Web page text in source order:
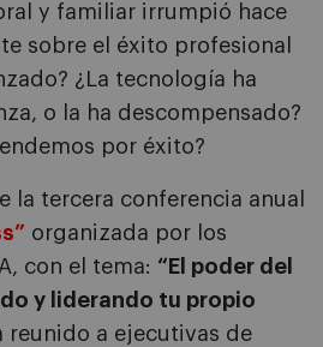
y familiar irrumpió hace
sobre el éxito profesional
¿La tecnología ha
o la ha descompensado?
por éxito?
la tercera conferencia anual
organizada por los
con el tema: “El poder del
y liderando tu propio
reunido a ejecutivas de